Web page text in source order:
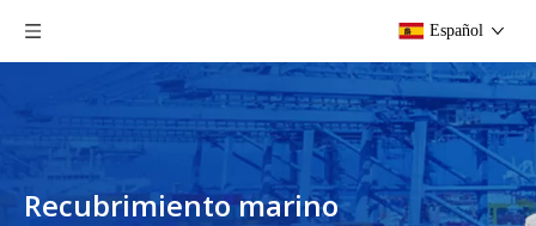
Español
Recubrimiento marino